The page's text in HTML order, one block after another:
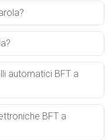
automatici BFT a
BFT a